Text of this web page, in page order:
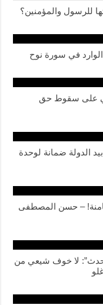
للرسول والمؤمنين؟
في سورة نوح
على سقوط حق
الدولة ضمانة لوحدة
– حسن المصطفى
لا خوف شيعي من